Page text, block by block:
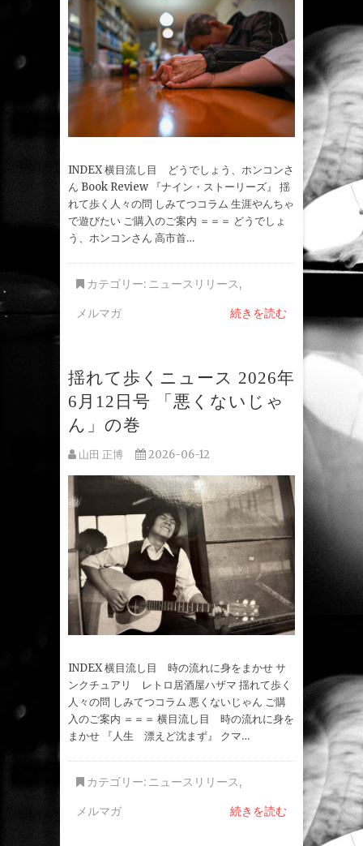
INDEX 横目流し目 どうでしょう、ホンコンさ
ん Book Review 『ナイン・ストーリーズ』 揺
れて歩く人々の問 しみてつコラム 生涯やんちゃ
で遊びたい ご購入のご案内 ＝＝＝ どうでしょ
う、ホンコンさん 高市首…
カテゴリー: ニュースリリース,
メルマガ
続きを読む
揺れて歩くニュース 2026年
6月12日号 「悪くないじゃ
ん」の巻
山田 正博 2026-06-12
INDEX 横目流し目 時の流れに身をまかせ サ
ンクチュアリ レトロ居酒屋ハザマ 揺れて歩く
人々の問 しみてつコラム 悪くないじゃん ご購
入のご案内 ＝＝＝ 横目流し目 時の流れに身を
まかせ 『人生 漂えど沈まず』 クマ…
カテゴリー: ニュースリリース,
メルマガ
続きを読む